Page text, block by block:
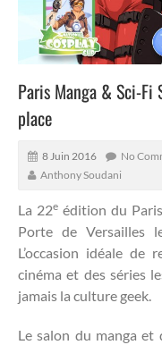
Paris Manga & Sci-
place
8 Juin 2016 No
Anthony Soudani
La 22eédition du Paris
Porte de Versailles
L’occasion idéale
cinéma et des séries
jamais la culture geek.
Le salon du manga et